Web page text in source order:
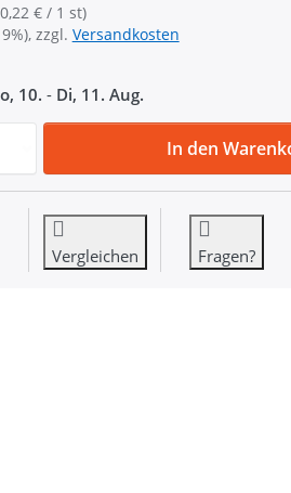
€ / 1 st)
zzgl. Versandkosten
10. - Di, 11. Aug.
Zipper für 8mm
In den
Vergleichen Fragen?